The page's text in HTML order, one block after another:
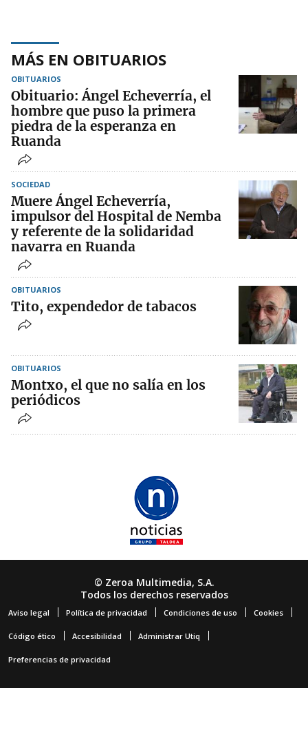
MÁS EN OBITUARIOS
OBITUARIOS
Obituario: Ángel Echeverría, el
hombre que puso la primera
piedra de la esperanza en
Ruanda
SOCIEDAD
Muere Ángel Echeverría,
impulsor del Hospital de Nemba
y referente de la solidaridad
navarra en Ruanda
OBITUARIOS
Tito, expendedor de tabacos
OBITUARIOS
Montxo, el que no salía en los
periódicos
© Zeroa Multimedia, S.A.
Todos los derechos reservados
Aviso legal Política de privacidad Condiciones de uso Cookies
Código ético Accesibilidad Administrar Utiq
Preferencias de privacidad